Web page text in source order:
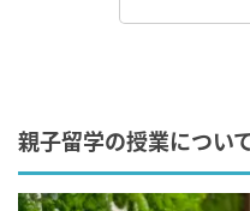
親子留学の授業につい